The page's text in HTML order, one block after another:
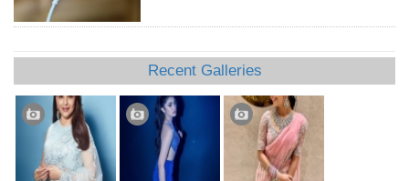
Recent Galleries